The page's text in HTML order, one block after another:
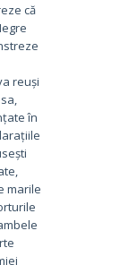
că
reuși
în
marile